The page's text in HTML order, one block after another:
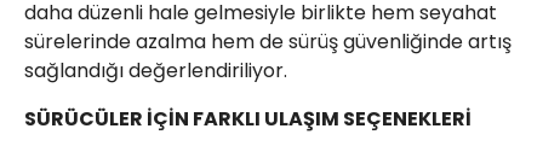
daha düzenli hale gelmesiyle birlikte hem seyahat
sürelerinde azalma hem de sürüş güvenliğinde artış
sağlandığı değerlendiriliyor.
SÜRÜCÜLER İÇİN FARKLI ULAŞIM SEÇENEKLERİ